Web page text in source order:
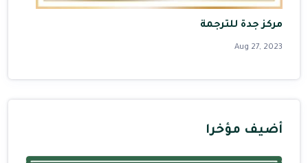
مركز جدة للترجمة
Aug 27, 2023
أضيف مؤخرا